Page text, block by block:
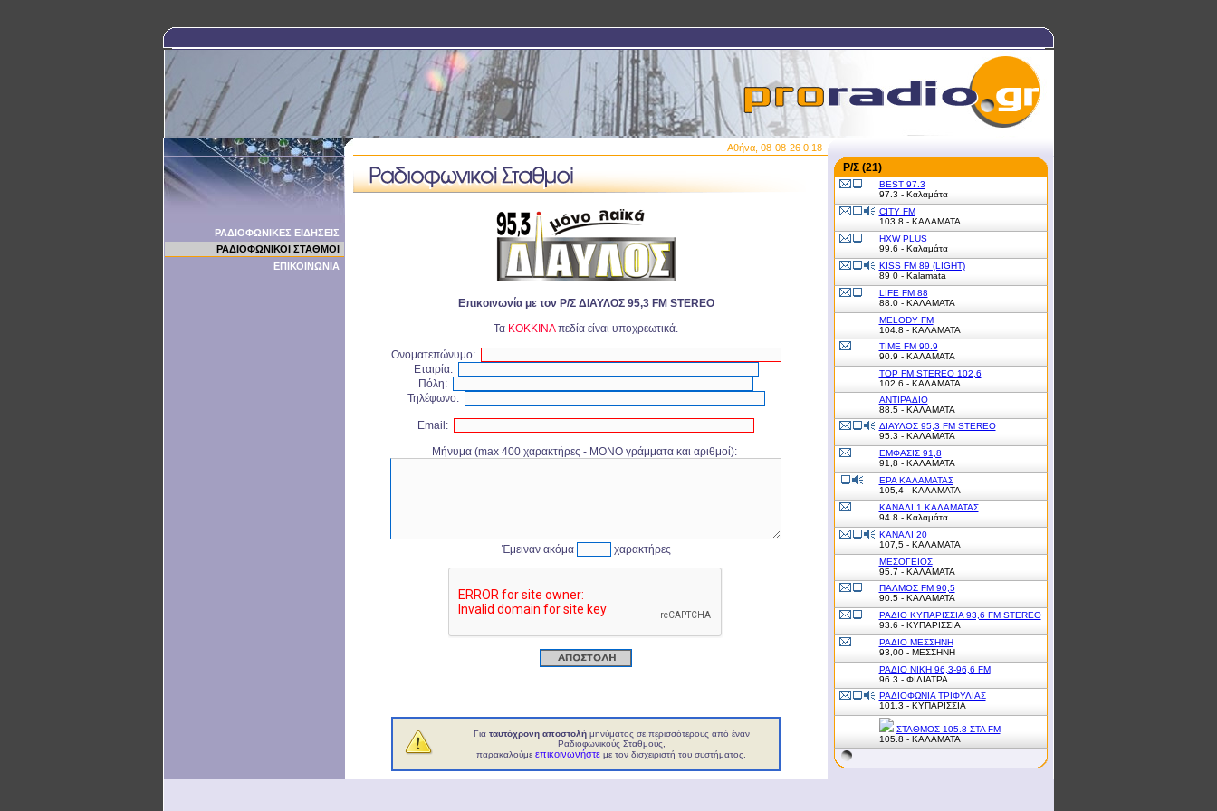
Αθήνα, 08-08-26 0:18
ΡΑΔΙΟΦΩΝΙΚΕΣ ΕΙΔΗΣΕΙΣ
ΡΑΔΙΟΦΩΝΙΚΟΙ ΣΤΑΘΜΟΙ
ΕΠΙΚΟΙΝΩΝΙΑ
Επικοινωνία με τον Ρ/Σ ΔΙΑΥΛΟΣ 95,3 FM STEREO
Τα ΚΟΚΚΙΝΑπεδία είναι υποχρεωτικά.
Ονοματεπώνυμο:
Εταιρία:
Πόλη:
Τηλέφωνο:
Email:
Μήνυμα (max 400 χαρακτήρες - ΜΟΝΟ γράμματα και αριθμοί):
Έμειναν ακόμα χαρακτήρες
Για ταυτόχρονη αποστολήμηνύματος σε περισσότερους από έναν
Ραδιοφωνικούς Σταθμούς,
παρακαλούμε επικοινωνήστε με τον δισχειριστή του συστήματος.
Ρ/Σ (21)
BEST 97.3
97.3 - Καλαμάτα
CITY FM
103.8 - ΚΑΛΑΜΑΤΑ
HXW PLUS
99.6 - Καλαμάτα
KISS FM 89 (LIGHT)
89 0 - Kalamata
LIFE FM 88
88.0 - ΚΑΛΑΜΑΤΑ
MELODY FM
104.8 - ΚΑΛΑΜΑΤΑ
TIME FM 90.9
90.9 - ΚΑΛΑΜΑΤΑ
TOP FM STEREO 102,6
102.6 - ΚΑΛΑΜΑΤΑ
ΑΝΤΙΡΑΔΙΟ
88.5 - ΚΑΛΑΜΑΤΑ
ΔΙΑΥΛΟΣ 95,3 FM STEREO
95.3 - ΚΑΛΑΜΑΤΑ
ΕΜΦΑΣΙΣ 91,8
91,8 - ΚΑΛΑΜΑΤΑ
ΕΡΑ ΚΑΛΑΜΑΤΑΣ
105,4 - ΚΑΛΑΜΑΤΑ
ΚΑΝΑΛΙ 1 ΚΑΛΑΜΑΤΑΣ
94.8 - Καλαμάτα
ΚΑΝΑΛΙ 20
107,5 - ΚΑΛΑΜΑΤΑ
ΜΕΣΟΓΕΙΟΣ
95.7 - ΚΑΛΑΜΑΤΑ
ΠΑΛΜΟΣ FM 90,5
90.5 - ΚΑΛΑΜΑΤΑ
ΡΑΔΙΟ ΚΥΠΑΡΙΣΣΙΑ 93,6 FM STEREO
93.6 - ΚΥΠΑΡΙΣΣΙΑ
ΡΑΔΙΟ ΜΕΣΣΗΝΗ
93,00 - ΜΕΣΣΗΝΗ
ΡΑΔΙΟ ΝΙΚΗ 96,3-96,6 FM
96.3 - ΦΙΛΙΑΤΡΑ
ΡΑΔΙΟΦΩΝΙΑ ΤΡΙΦΥΛΙΑΣ
101.3 - ΚΥΠΑΡΙΣΣΙΑ
ΣΤΑΘΜΟΣ 105.8 ΣΤΑ FM
105.8 - ΚΑΛΑΜΑΤΑ